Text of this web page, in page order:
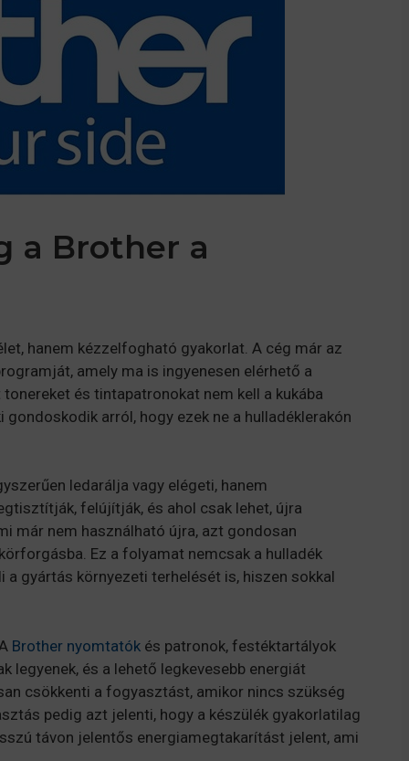
a Brother a
hanem kézzelfogható gyakorlat. A cég már az
amely ma is ingyenesen elérhető a
és tintapatronokat nem kell a kukába
arról, hogy ezek ne a hulladéklerakón
ledarálja vagy elégeti, hanem
felújítják, és ahol csak lehet, újra
már nem használható újra, azt gondosan
Ez a folyamat nemcsak a hulladék
gyártás környezeti terhelését is, hiszen sokkal
Brother nyomtatók és patronok, festéktartályok
legyenek, és a lehető legkevesebb energiát
csökkenti a fogyasztást, amikor nincs szükség
pedig azt jelenti, hogy a készülék gyakorlatilag
távon jelentős energiamegtakarítást jelent, ami